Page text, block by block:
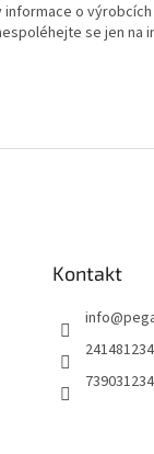
o
se jen na
Kontakt
info@
241481234
739031234